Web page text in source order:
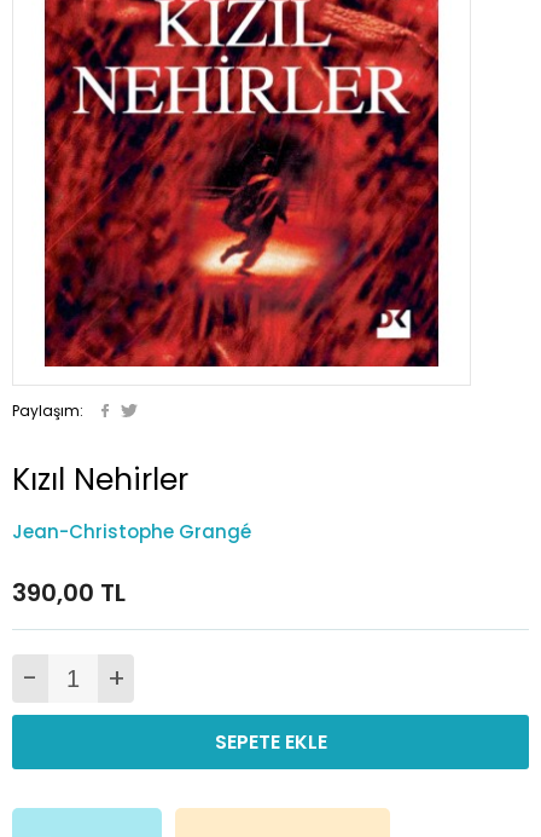
Paylaşım:
Kızıl Nehirler
Jean-Christophe Grangé
390,00 TL
- +
SEPETE EKLE